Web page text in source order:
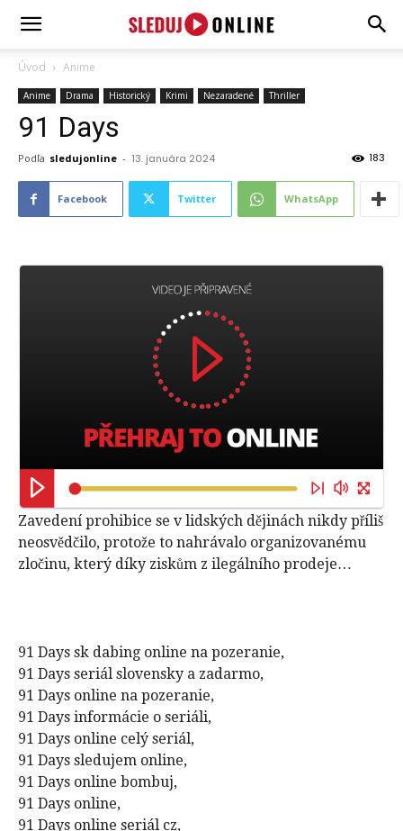
SledujOnline.sk
Úvod Anime
Anime Drama Historický Krimi Nezaradené Thriller
91 Days
Podľa sledujonline - 13. januára 2024 183
Facebook Twitter WhatsApp
Zavedení prohibice se v lidských dějinách nikdy příliš
neosvědčilo, protože to nahrávalo organizovanému
zločinu, který díky ziskům z ilegálního prodeje…
91 Days sk dabing online na pozeranie,
91 Days seriál slovensky a zadarmo,
91 Days online na pozeranie,
91 Days informácie o seriáli,
91 Days online celý seriál,
91 Days sledujem online,
91 Days online bombuj,
91 Days online,
91 Days online seriál cz,